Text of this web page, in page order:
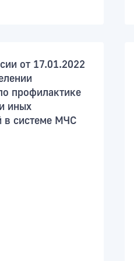
от 17.01.2022
профилактике
иных
в системе МЧС